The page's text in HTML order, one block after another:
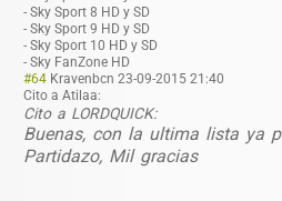
- Sky Sport 8 HD y SD
- Sky Sport 9 HD y SD
- Sky Sport 10 HD y SD
- Sky FanZone HD
#64 Kravenbcn 23-09-2015 21:40
Cito a Atilaa:
Cito a LORDQUICK:
Buenas, con la ultima lista ya
Partidazo, Mil gracias